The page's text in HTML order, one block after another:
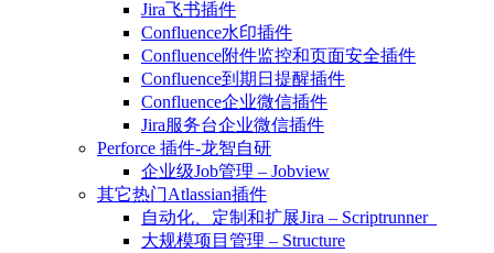
Jira飞书插件
Confluence水印插件
Confluence附件监控和页面安全插件
Confluence到期日提醒插件
Confluence企业微信插件
Jira服务台企业微信插件
Perforce 插件-龙智自研
企业级Job管理 – Jobview
其它热门Atlassian插件
自动化、定制和扩展Jira – Scriptrunner
大规模项目管理 – Structure